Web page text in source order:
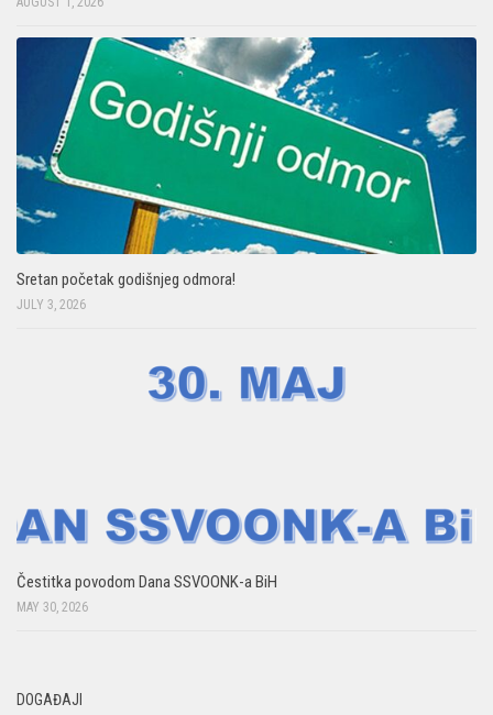
Sretan početak godišnjeg odmora!
JULY 3, 2026
Čestitka povodom Dana SSVOONK-a BiH
MAY 30, 2026
DOGAĐAJI